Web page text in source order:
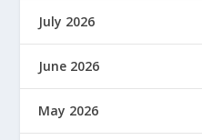
July 2026
June 2026
May 2026